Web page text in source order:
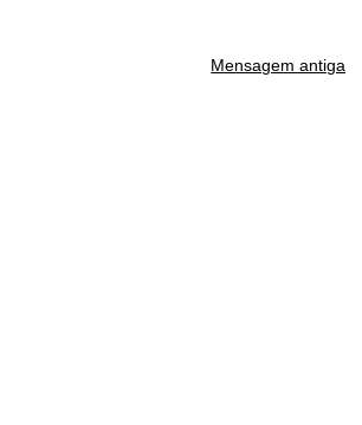
Mensagem antiga